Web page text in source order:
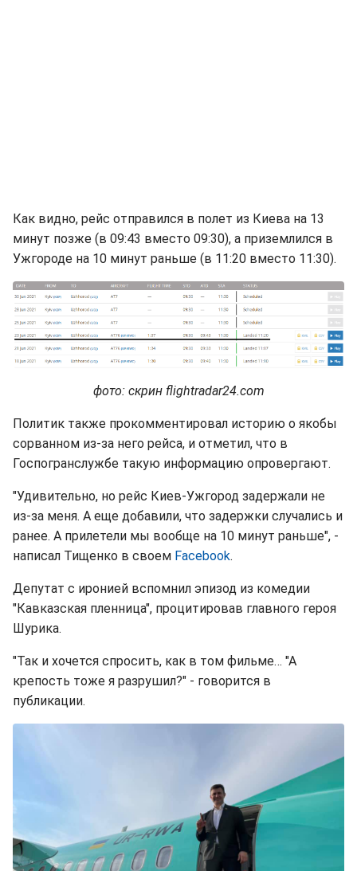
Как видно, рейс отправился в полет из Киева на 13
минут позже (в 09:43 вместо 09:30), а приземлился в
Ужгороде на 10 минут раньше (в 11:20 вместо 11:30).
фото: скрин flightradar24.com
Политик также прокомментировал историю о якобы
сорванном из-за него рейса, и отметил, что в
Госпогранслужбе такую информацию опровергают.
"Удивительно, но рейс Киев-Ужгород задержали не
из-за меня. А еще добавили, что задержки случались и
ранее. А прилетели мы вообще на 10 минут раньше", -
написал Тищенко в своем Facebook.
Депутат с иронией вспомнил эпизод из комедии
"Кавказская пленница", процитировав главного героя
Шурика.
"Так и хочется спросить, как в том фильме… "А
крепость тоже я разрушил?" - говорится в
публикации.